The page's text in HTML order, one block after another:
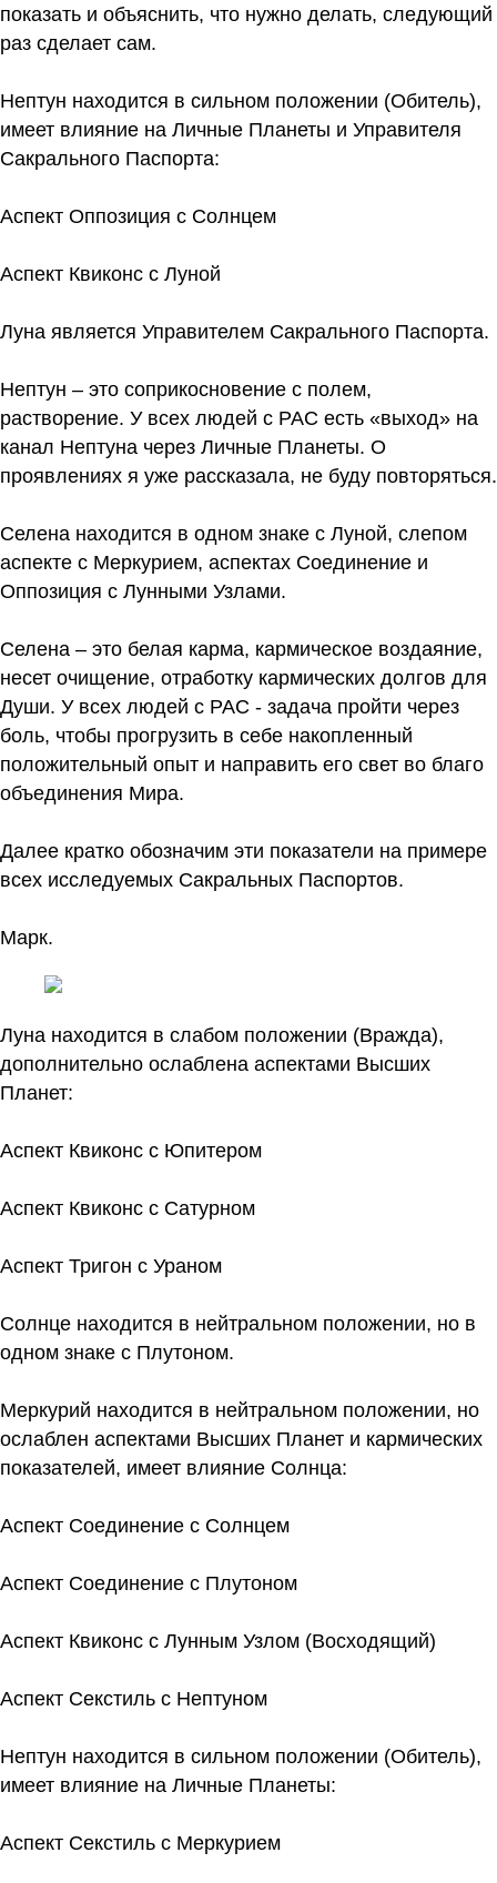
показать и объяснить, что нужно делать, следующий
раз сделает сам.
Нептун находится в сильном положении (Обитель),
имеет влияние на Личные Планеты и Управителя
Сакрального Паспорта:
Аспект Оппозиция с Солнцем
Аспект Квиконс с Луной
Луна является Управителем Сакрального Паспорта.
Нептун – это соприкосновение с полем,
растворение. У всех людей с РАС есть «выход» на
канал Нептуна через Личные Планеты. О
проявлениях я уже рассказала, не буду повторяться.
Селена находится в одном знаке с Луной, слепом
аспекте с Меркурием, аспектах Соединение и
Оппозиция с Лунными Узлами.
Селена – это белая карма, кармическое воздаяние,
несет очищение, отработку кармических долгов для
Души. У всех людей с РАС - задача пройти через
боль, чтобы прогрузить в себе накопленный
положительный опыт и направить его свет во благо
объединения Мира.
Далее кратко обозначим эти показатели на примере
всех исследуемых Сакральных Паспортов.
Марк.
Луна находится в слабом положении (Вражда),
дополнительно ослаблена аспектами Высших
Планет:
Аспект Квиконс с Юпитером
Аспект Квиконс с Сатурном
Аспект Тригон с Ураном
Солнце находится в нейтральном положении, но в
одном знаке с Плутоном.
Меркурий находится в нейтральном положении, но
ослаблен аспектами Высших Планет и кармических
показателей, имеет влияние Солнца:
Аспект Соединение с Солнцем
Аспект Соединение с Плутоном
Аспект Квиконс с Лунным Узлом (Восходящий)
Аспект Секстиль с Нептуном
Нептун находится в сильном положении (Обитель),
имеет влияние на Личные Планеты:
Аспект Секстиль с Меркурием